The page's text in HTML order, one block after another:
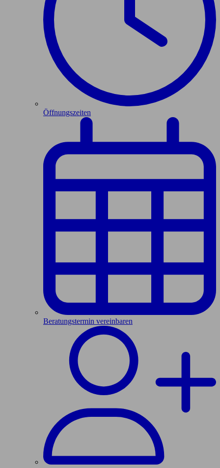
Öffnungszeiten
Beratungstermin vereinbaren